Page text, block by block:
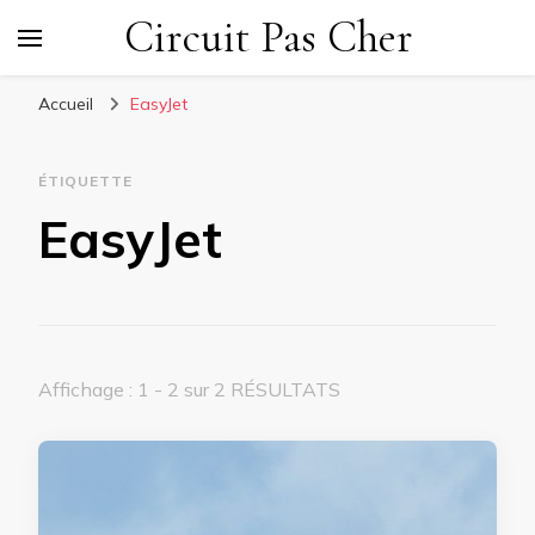
Circuit Pas Cher
Accueil EasyJet
ÉTIQUETTE
EasyJet
Affichage : 1 - 2 sur 2 RÉSULTATS